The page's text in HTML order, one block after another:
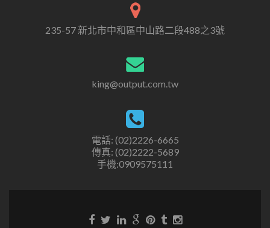
235-57 新北市中和區中山路二段488之3號
king@output.com.tw
電話: (02)2226-6665
傳真: (02)2222-5689
手機:0909575111